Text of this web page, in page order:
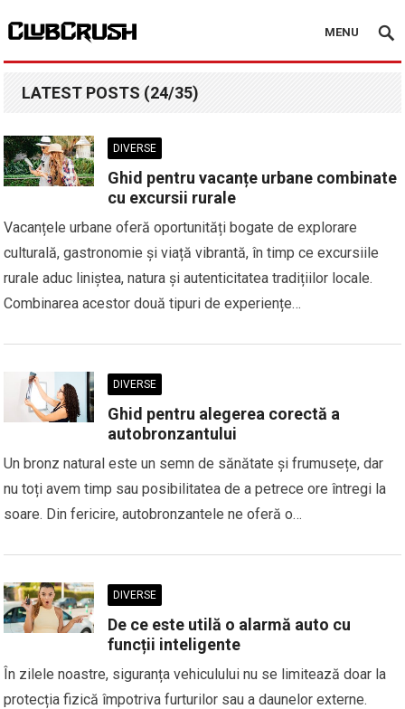
MENU
LATEST POSTS (24/35)
DIVERSE
Ghid pentru vacanțe urbane combinate
cu excursii rurale
Vacanțele urbane oferă oportunități bogate de explorare
culturală, gastronomie și viață vibrantă, în timp ce excursiile
rurale aduc liniștea, natura și autenticitatea tradițiilor locale.
Combinarea acestor două tipuri de experiențe…
DIVERSE
Ghid pentru alegerea corectă a
autobronzantului
Un bronz natural este un semn de sănătate și frumusețe, dar
nu toți avem timp sau posibilitatea de a petrece ore întregi la
soare. Din fericire, autobronzantele ne oferă o…
DIVERSE
De ce este utilă o alarmă auto cu
funcții inteligente
În zilele noastre, siguranța vehiculului nu se limitează doar la
protecția fizică împotriva furturilor sau a daunelor externe.